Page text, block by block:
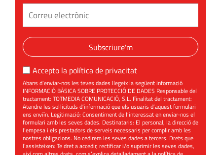
Subscriure'm
Accepto la política de privacitat
Abans d’enviar-nos les teves dades llegeix la següent informació
INFORMACIÓ BÀSICA SOBRE PROTECCIÓ DE DADES Responsable del
tractament: TOTMEDIA COMUNICACIÓ, S.L. Finalitat del tractament:
Atendre les sol·licituds d’informació que els usuaris d’aquest formulari
ens enviïn. Legitimació: Consentiment de l’interessat en enviar-nos el
formulari amb les seves dades. Destinataris: El personal, la direcció de
l’empesa i els prestadors de serveis necessaris per complir amb les
nostres obligacions. No cedirem les seves dades a tercers. Drets que
l’assisteixen: Te dret a accedir, rectificar i/o suprimir les seves dades,